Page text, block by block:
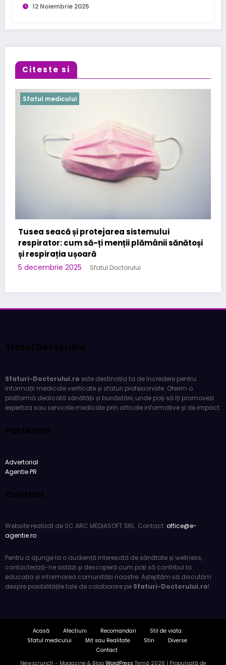
12 Noiembrie 2025
Citeste si
Sfatul medicului
Stomatologice – interventii rapide in Bucuresti
la Kirilova Dent
3 noiembrie 2025 Sfatul Doctorului
platformă dedicată sănătății și bunăstării, unde poți să îți promovezi
expertiza sau serviciile medicale prin articole informative și de impact.
Parteneri
Contact
Pentru a ajunge la o audiență interesată de sănătate și wellness,
educația și informarea comunității noastre. Așteptăm să discutăm
despre posibilitățile tale de colaborare pe Sfaturi-Doctorului.ro
Sfatul medicului
Mit sau Realitate Stiri
Diverse
Contact
Newscrunch - Magazine & Blog WordPress
Temă 2026 | Propulsată de
SpiceThemes